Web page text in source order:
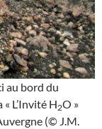
au bord du
L’Invité H2O »
(© J.M.